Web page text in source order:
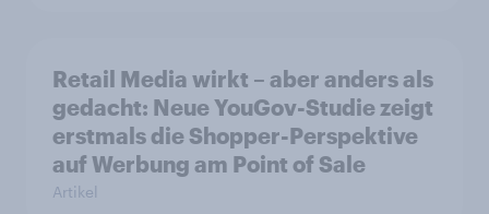
Retail Media wirkt – aber anders als
gedacht: Neue YouGov-Studie zeigt
erstmals die Shopper-Perspektive
auf Werbung am Point of Sale
Artikel